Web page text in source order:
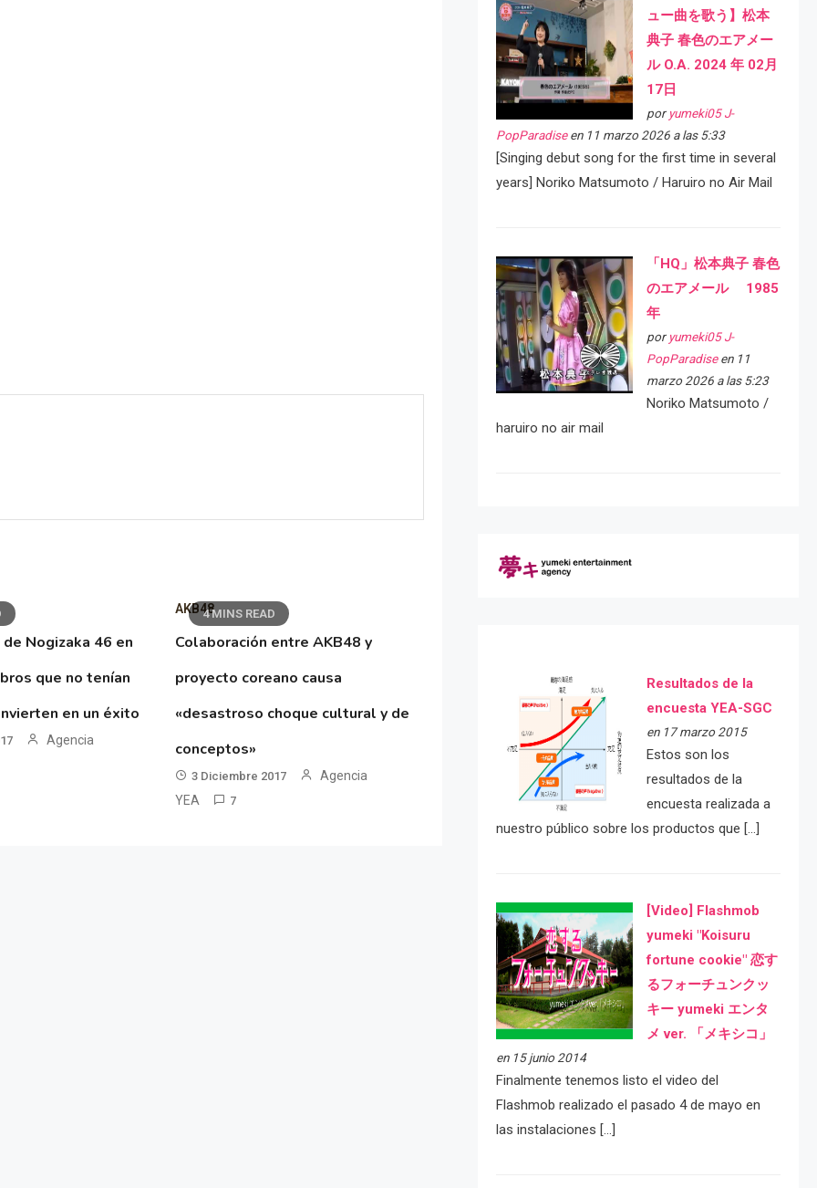
Nogizaka 46 en
que no tenían
en un éxito
Agencia
4 MINS READ
AKB48
Colaboración entre AKB48 y
proyecto coreano causa
«desastroso choque cultural y de
conceptos»
3 Diciembre 2017
Agencia
YEA
7
ュー曲を歌う】松本
典子 春色のエアメー
ル O.A. 2024 年 02月
17日
por yumeki05 J-
PopParadiseen 11 marzo 2026 a las 5:33
[Singing debut song for the first time in several
years] Noriko Matsumoto / Haruiro no Air Mail
「HQ」松本典子 春色
のエアメール 1985
年
por yumeki05 J-
PopParadiseen 11
marzo 2026 a las 5:23
Noriko Matsumoto /
haruiro no air mail
Resultados de la
encuesta YEA-SGC
en 17 marzo 2015
Estos son los
resultados de la
encuesta realizada a
nuestro público sobre los productos que […]
[Video] Flashmob
yumeki "Koisuru
fortune cookie" 恋す
るフォーチュンクッ
キー yumeki エンタ
メ ver. 「メキシコ」
en 15 junio 2014
Finalmente tenemos listo el video del
Flashmob realizado el pasado 4 de mayo en
las instalaciones […]